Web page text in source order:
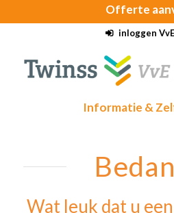
Offerte
inloggen
Informatie &
Wat leuk dat u